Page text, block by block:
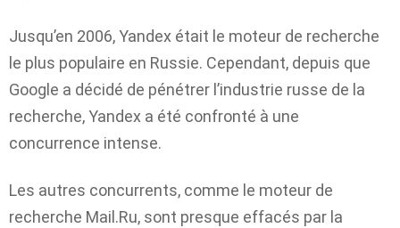
Jusqu’en 2006, Yandex était le moteur de recherche
le plus populaire en Russie. Cependant, depuis que
Google a décidé de pénétrer l’industrie russe de la
recherche, Yandex a été confronté à une
concurrence intense.
Les autres concurrents, comme le moteur de
recherche Mail.Ru, sont presque effacés par la